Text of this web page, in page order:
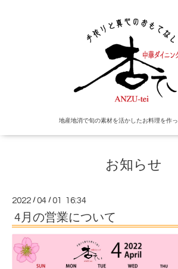
地産地消で旬の素材を活かしたお料理を作っ
お知らせ
2022 /04 /01 16:34
4月の営業について